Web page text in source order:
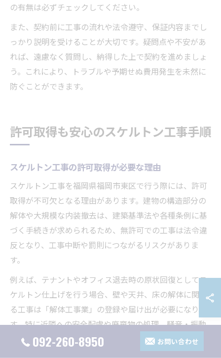
の有無は必ずチェックしてください。
また、契約前に工事の流れや法令遵守、保証内容までし
っかり説明を受けることが大切です。疑問点や不安があ
れば、遠慮なく質問し、納得した上で契約を進めましょ
う。これにより、トラブルや予期せぬ費用発生を未然に
防ぐことができます。
許可取得も安心のスケルトン工事手順
スケルトン工事の許可取得が必要な理由
スケルトン工事を福岡県福岡市東区で行う際には、許可
取得が不可欠となる理由があります。建物の構造部分の
解体や大規模な内装撤去は、建築基準法や各種条例に基
づく手続きが求められるため、無許可での工事は法令違
反となり、工事中断や罰則につながるリスクがありま
す。
例えば、テナントやオフィス退去時の原状回復としてス
ケルトン仕上げを行う場合、壁や天井、床の解体に関わ
る工事は「解体工事業」の登録や届け出が必要になりま
す。特に近隣への安全配慮や廃棄物の処理、騒音・振動
への対応も行政から指導されることが多く、許可取得に
092-260-8950 お問い合わせ